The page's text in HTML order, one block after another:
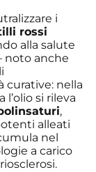
i
rossi
alla salute
noto anche
curative: nella
si rileva
,
alleati
nel
a carico